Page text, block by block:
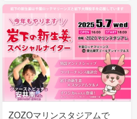
ZOZOマリンスタジアムで